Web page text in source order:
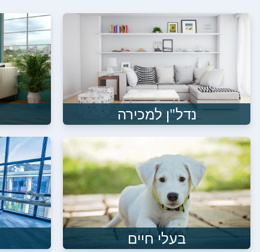
נדל"ן למכירה
בעלי חיים